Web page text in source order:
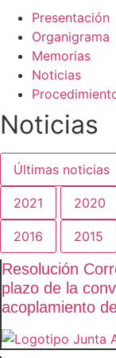
Presentación
Organigrama
Memorias
Noticias
Noticias
Últimas noticias
2021 2020
2016 2015
Resolución
plazo de la
acoplamiento